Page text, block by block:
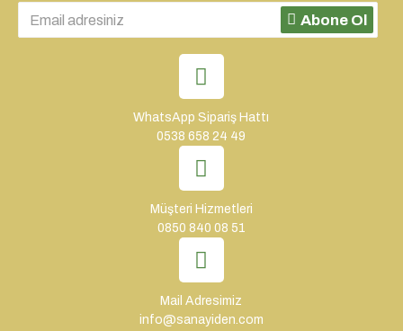
Abone Ol
WhatsApp Sipariş Hattı
0538 658 24 49
Müşteri Hizmetleri
0850 840 08 51
Mail Adresimiz
info@sanayiden.com